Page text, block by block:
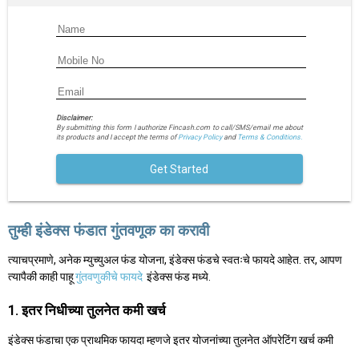
Disclaimer:
By submitting this form I authorize Fincash.com to call/SMS/email me about
its products and I accept the terms ofPrivacy Policyand Terms & Conditions.
Get Started
तुम्ही इंडेक्स फंडात गुंतवणूक का करावी
त्याचप्रमाणे, अनेक म्युच्युअल फंड योजना, इंडेक्स फंडचे स्वतःचे फायदे आहेत. तर, आपण
त्यापैकी काही पाहूगुंतवणुकीचे फायदे इंडेक्स फंड मध्ये.
1. इतर निधीच्या तुलनेत कमी खर्च
इंडेक्स फंडाचा एक प्राथमिक फायदा म्हणजे इतर योजनांच्या तुलनेत ऑपरेटिंग खर्च कमी